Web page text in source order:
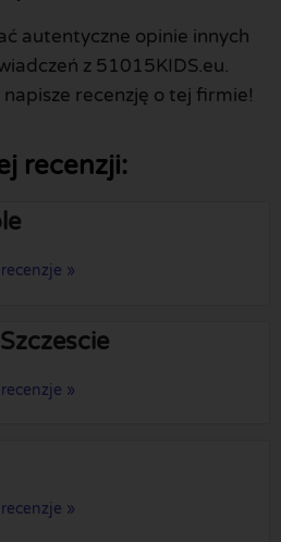
autentyczne opinie innych
z 51015KIDS.eu.
recenzję o tej firmie!
recenzji:
»
»
»